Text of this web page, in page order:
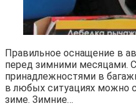
Правильное оснащение в
перед зимними месяцами.
принадлежностями в
в любых ситуациях можно
зиме. Зимние…